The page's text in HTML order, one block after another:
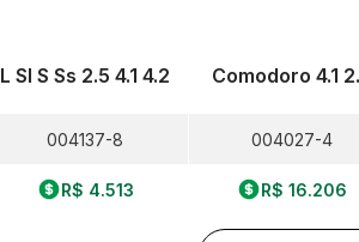
L Sl S Ss 2.5 4.1 4.2
004137-8
R$ 4.513
Comodoro 4.1
004027-4
R$ 16.206